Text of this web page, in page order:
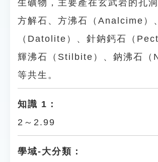
生礦物，主要產在玄武岩的孔
方解石、方沸石（Analcime）
（Datolite）、針鈉鈣石（
輝沸石（Stilbite）、鈉沸石（
等共生。
知識 1：
2～2.99
學域-大分類：